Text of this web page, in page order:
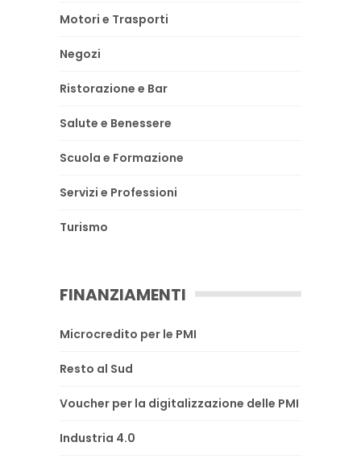
Motori e Trasporti
Negozi
Ristorazione e Bar
Salute e Benessere
Scuola e Formazione
Servizi e Professioni
Turismo
FINANZIAMENTI
Microcredito per le PMI
Resto al Sud
Voucher per la digitalizzazione delle PMI
Industria 4.0